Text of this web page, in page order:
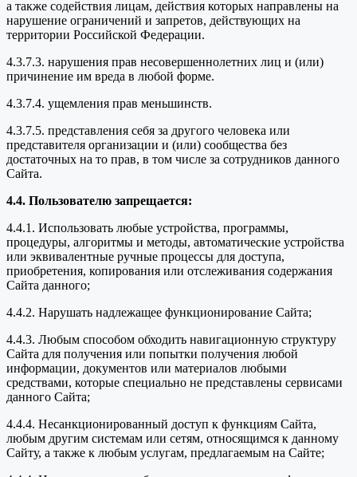
а также содействия лицам, действия которых направлены на
нарушение ограничений и запретов, действующих на
территории Российской Федерации.
4.3.7.3. нарушения прав несовершеннолетних лиц и (или)
причинение им вреда в любой форме.
4.3.7.4. ущемления прав меньшинств.
4.3.7.5. представления себя за другого человека или
представителя организации и (или) сообщества без
достаточных на то прав, в том числе за сотрудников данного
Сайта.
4.4. Пользователю запрещается:
4.4.1. Использовать любые устройства, программы,
процедуры, алгоритмы и методы, автоматические устройства
или эквивалентные ручные процессы для доступа,
приобретения, копирования или отслеживания содержания
Сайта данного;
4.4.2. Нарушать надлежащее функционирование Сайта;
4.4.3. Любым способом обходить навигационную структуру
Сайта для получения или попытки получения любой
информации, документов или материалов любыми
средствами, которые специально не представлены сервисами
данного Сайта;
4.4.4. Несанкционированный доступ к функциям Сайта,
любым другим системам или сетям, относящимся к данному
Сайту, а также к любым услугам, предлагаемым на Сайте;